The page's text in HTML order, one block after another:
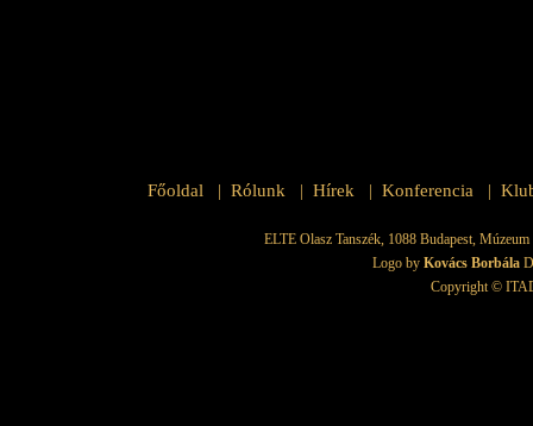
Főoldal| Rólunk| Hírek| Konferencia|
ELTE Olasz Tanszék, 1088 Budapest,
Logo by Kovács Borbála
Copyright ©